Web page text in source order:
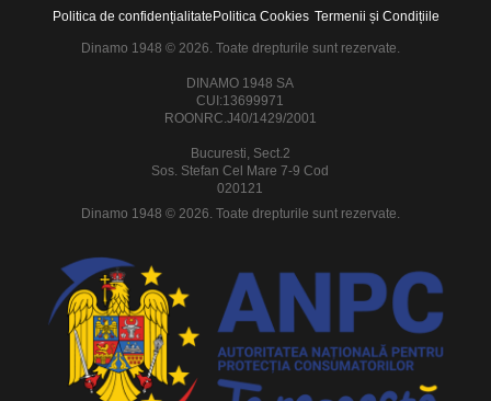
Politica de confidențialitatePolitica Cookies Termenii și Condițiile
Dinamo 1948 © 2026. Toate drepturile sunt rezervate.
DINAMO 1948 SA
CUI:13699971
ROONRC.J40/1429/2001
Bucuresti, Sect.2
Sos. Stefan Cel Mare 7-9 Cod
020121
Dinamo 1948 © 2026. Toate drepturile sunt rezervate.